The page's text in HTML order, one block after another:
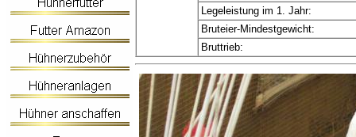
Legeleistung im 1. Jahr:
Bruteier-Mindestgewicht:
Bruttrieb: